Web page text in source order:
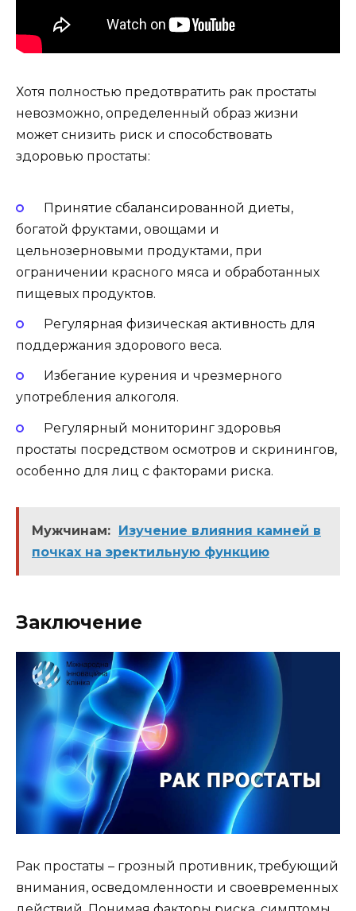
Хотя полностью предотвратить рак простаты
невозможно, определенный образ жизни
может снизить риск и способствовать
здоровью простаты:
Принятие сбалансированной диеты,
богатой фруктами, овощами и
цельнозерновыми продуктами, при
ограничении красного мяса и обработанных
пищевых продуктов.
Регулярная физическая активность для
поддержания здорового веса.
Избегание курения и чрезмерного
употребления алкоголя.
Регулярный мониторинг здоровья
простаты посредством осмотров и скринингов,
особенно для лиц с факторами риска.
Мужчинам: Изучение влияния камней в
почках на эректильную функцию
Заключение
Рак простаты – грозный противник, требующий
внимания, осведомленности и своевременных